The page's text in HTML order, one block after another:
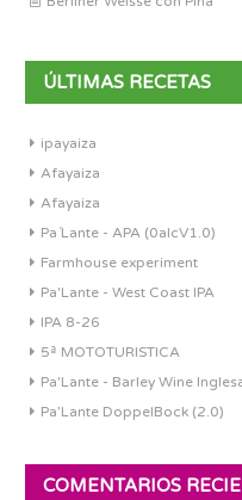
ÚLTIMAS RECETAS
ipayaiza
Afayaiza
Afayaiza
Pa´Lante - APA (0alcV1.0)
Farmhouse experiment
Pa'Lante - West Coast IPA
IPA 8-26
5ª MOTOTURISTICA
Pa'Lante - Barley Wine
Pa’Lante DoppelBock (2.0)
COMENTARIOS